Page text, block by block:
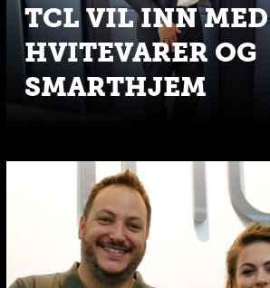
TCL VIL INN MED
HVITEVARER OG
SMARTHJEM